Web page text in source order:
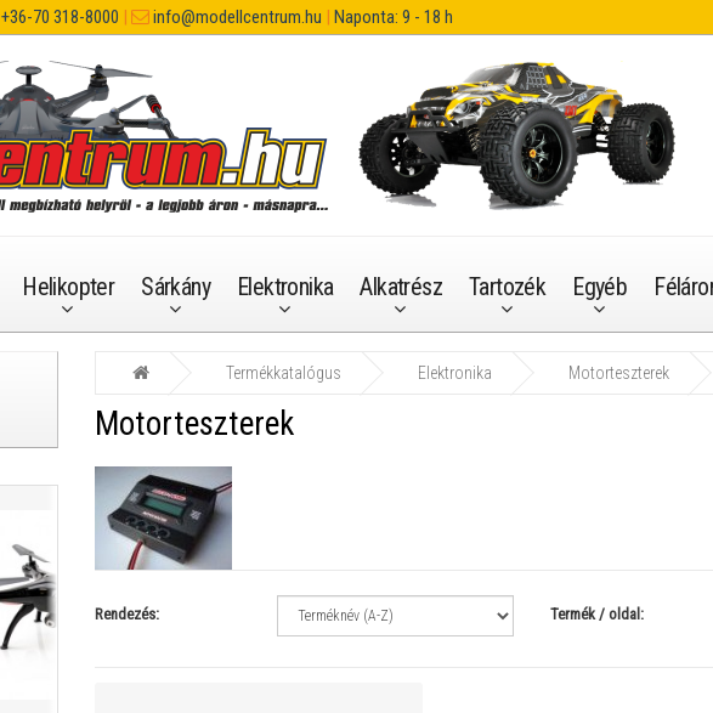
+36-70 318-8000 | info@modellcentrum.hu | Naponta: 9 - 18 h
Helikopter Sárkány Elektronika Alkatrész Tartozék Egyéb
Termékkatalógus Elektronika Motorteszterek
Motorteszterek
Rendezés: Termék / oldal: